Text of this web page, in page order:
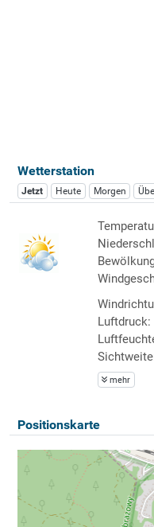
Wetterstation
Jetzt Heute Morgen
Luftdruck:
mehr
Positionskarte